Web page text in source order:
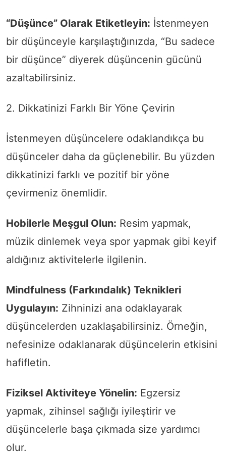
“Düşünce” Olarak Etiketleyin: İstenmeyen
bir düşünceyle karşılaştığınızda, “Bu sadece
bir düşünce” diyerek düşüncenin gücünü
azaltabilirsiniz.
2. Dikkatinizi Farklı Bir Yöne Çevirin
İstenmeyen düşüncelere odaklandıkça bu
düşünceler daha da güçlenebilir. Bu yüzden
dikkatinizi farklı ve pozitif bir yöne
çevirmeniz önemlidir.
Hobilerle Meşgul Olun: Resim yapmak,
müzik dinlemek veya spor yapmak gibi keyif
aldığınız aktivitelerle ilgilenin.
Mindfulness (Farkındalık) Teknikleri
Uygulayın: Zihninizi ana odaklayarak
düşüncelerden uzaklaşabilirsiniz. Örneğin,
nefesinize odaklanarak düşüncelerin etkisini
hafifletin.
Fiziksel Aktiviteye Yönelin: Egzersiz
yapmak, zihinsel sağlığı iyileştirir ve
düşüncelerle başa çıkmada size yardımcı
olur.